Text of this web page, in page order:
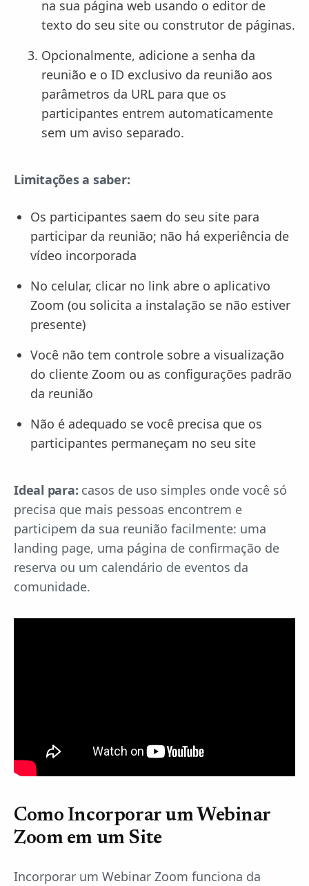
na sua página web usando o editor de
texto do seu site ou construtor de páginas.
Opcionalmente, adicione a senha da
reunião e o ID exclusivo da reunião aos
parâmetros da URL para que os
participantes entrem automaticamente
sem um aviso separado.
Limitações a saber:
Os participantes saem do seu site para
participar da reunião; não há experiência de
vídeo incorporada
No celular, clicar no link abre o aplicativo
Zoom (ou solicita a instalação se não estiver
presente)
Você não tem controle sobre a visualização
do cliente Zoom ou as configurações padrão
da reunião
Não é adequado se você precisa que os
participantes permaneçam no seu site
Ideal para: casos de uso simples onde você só
precisa que mais pessoas encontrem e
participem da sua reunião facilmente: uma
landing page, uma página de confirmação de
reserva ou um calendário de eventos da
comunidade.
Como Incorporar um Webinar
Zoom em um Site
Incorporar um Webinar Zoom funciona da